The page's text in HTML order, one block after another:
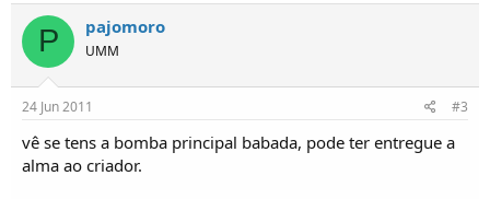
s
P pajomoro
UMM
24 Jun 2011 #3
vê se tens a bomba principal babada, pode ter entregue a
alma ao criador.